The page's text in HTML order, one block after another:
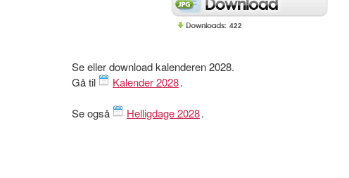
422
Se eller download kalenderen 2028.
Gå til
Kalender 2028.
Se også Helligdage 2028.